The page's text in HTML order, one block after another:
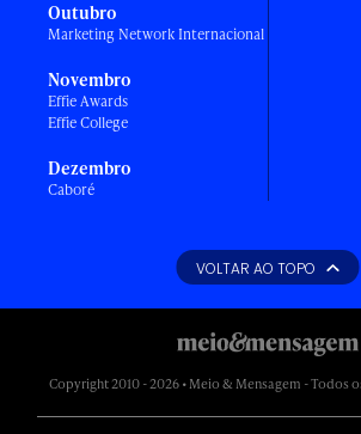
Outubro
Marketing Network Internacional
Novembro
Effie Awards
Effie College
Dezembro
Caboré
VOLTAR AO TOPO
Copyright 2010 - 2026 • Meio & Mensagem - Todos